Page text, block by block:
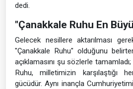
dedi.
"Çanakkale Ruhu En
Gelecek nesillere aktarılması
"Çanakkale Ruhu" olduğunu
açıklamasını şu sözlerle
Ruhu, milletimizin karşılaştığı
gücüdür. Aynı inançla